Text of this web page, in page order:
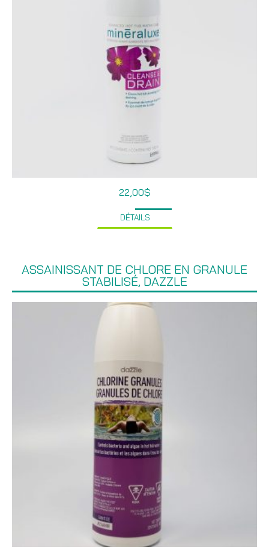
22,00$
DÉTAILS
ASSAINISSANT DE CHLORE EN GRANULE
STABILISÉ, DAZZLE